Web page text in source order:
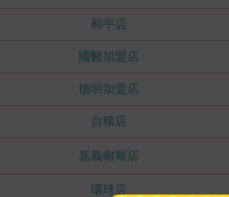
和平店
國醫加盟店
德明加盟店
台積店
嘉義耐斯店
環球店